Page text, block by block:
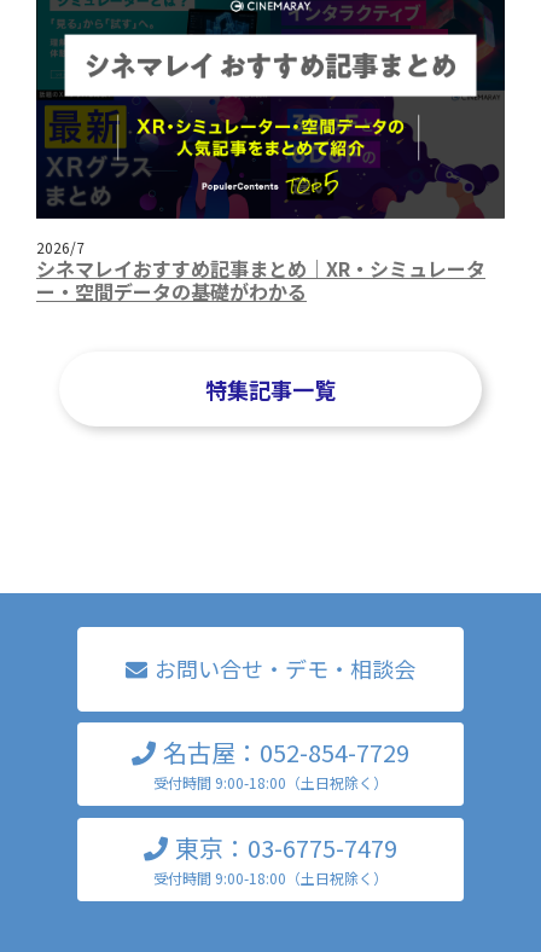
2026/7
シネマレイおすすめ記事まとめ｜XR・シミュレータ
ー・空間データの基礎がわかる
特集記事一覧
お問い合せ・デモ・相談会
名古屋：052-854-7729
受付時間 9:00-18:00（土日祝除く）
東京：03-6775-7479
受付時間 9:00-18:00（土日祝除く）